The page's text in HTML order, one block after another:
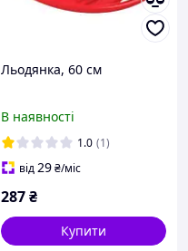
Льодянка, 60 см
В наявності
1.0 (1)
від29₴/міс
287₴
Купити